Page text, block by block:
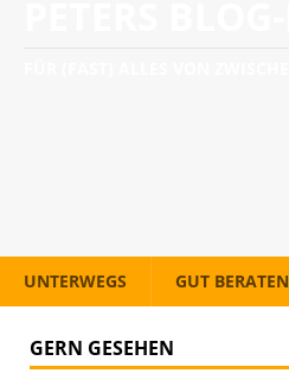
UNTERWEGS GUT BERATEN
GERN GESEHEN